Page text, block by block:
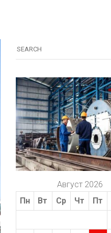
Август 2026
Пн
Вт Ср Чт Пт